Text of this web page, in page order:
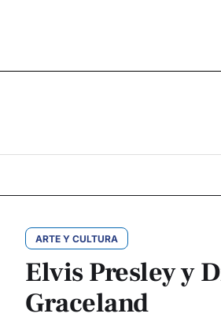
ARTE Y CULTURA
Elvis Presley y
Graceland